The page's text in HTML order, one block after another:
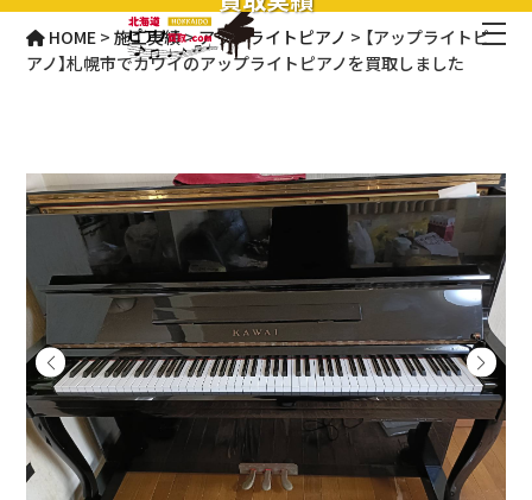
HOME >施工実績>アップライトピアノ > 【アップライトピ
アノ】札幌市でカワイのアップライトピアノを買取しました